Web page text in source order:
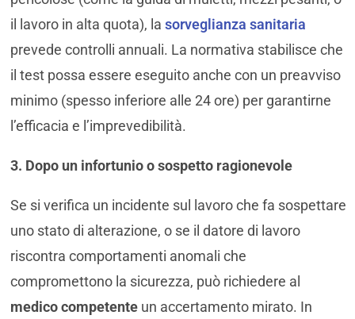
il lavoro in alta quota), la sorveglianza sanitaria
prevede controlli annuali. La normativa stabilisce che
il test possa essere eseguito anche con un preavviso
minimo (spesso inferiore alle 24 ore) per garantirne
l’efficacia e l’imprevedibilità.
3. Dopo un infortunio o sospetto ragionevole
Se si verifica un incidente sul lavoro che fa sospettare
uno stato di alterazione, o se il datore di lavoro
riscontra comportamenti anomali che
compromettono la sicurezza, può richiedere al
medico competente un accertamento mirato. In